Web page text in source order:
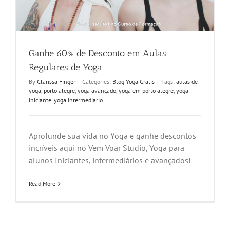
Ganhe 60% de Desconto em Aulas
Regulares de Yoga
By Clarissa Finger | Categories: Blog Yoga Gratis | Tags: aulas de
yoga porto alegre yoga avançado yoga em porto alegre yoga
iniciante yoga intermediario
Aprofunde sua vida no Yoga e ganhe descontos
incríveis aqui no Vem Voar Studio, Yoga para
alunos Iniciantes, intermediários e avançados!
Read More